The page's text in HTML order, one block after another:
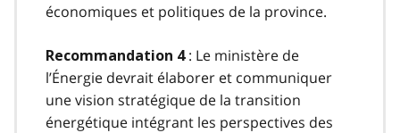
économiques et politiques de la province.
Recommandation 4: Le ministère de
l’Énergie devrait élaborer et communiquer
une vision stratégique de la transition
énergétique intégrant les perspectives des